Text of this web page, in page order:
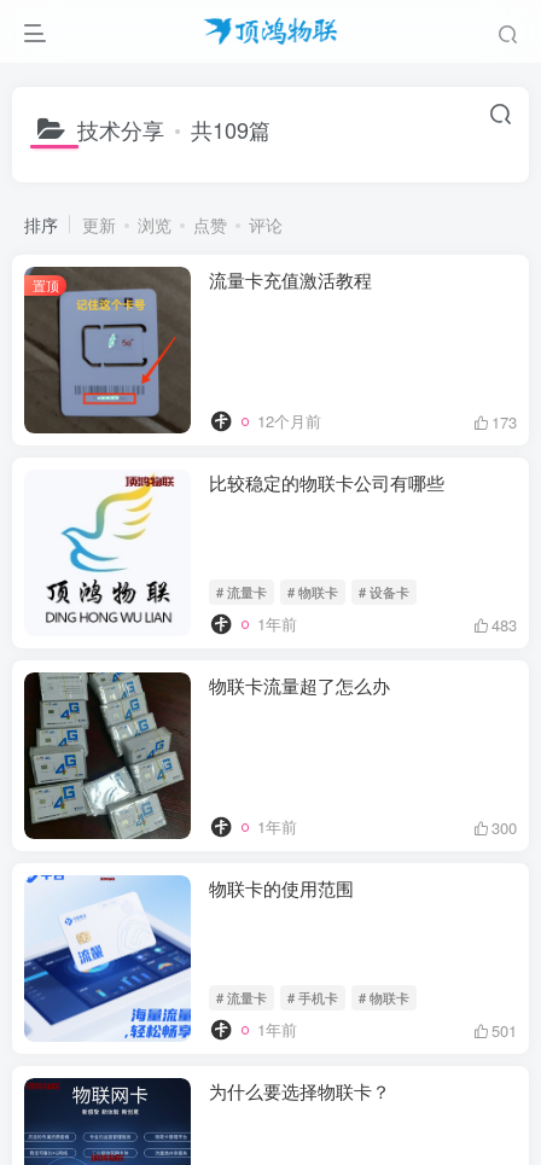
技术分享 共109篇
排序 更新 浏览 点赞 评论
置顶 流量卡充值激活教程
12个月前 173
比较稳定的物联卡公司有哪些
# 流量卡 # 物联卡 # 设备卡
1年前 483
物联卡流量超了怎么办
1年前 300
物联卡的使用范围
# 流量卡 # 手机卡 # 物联卡
1年前 501
为什么要选择物联卡？